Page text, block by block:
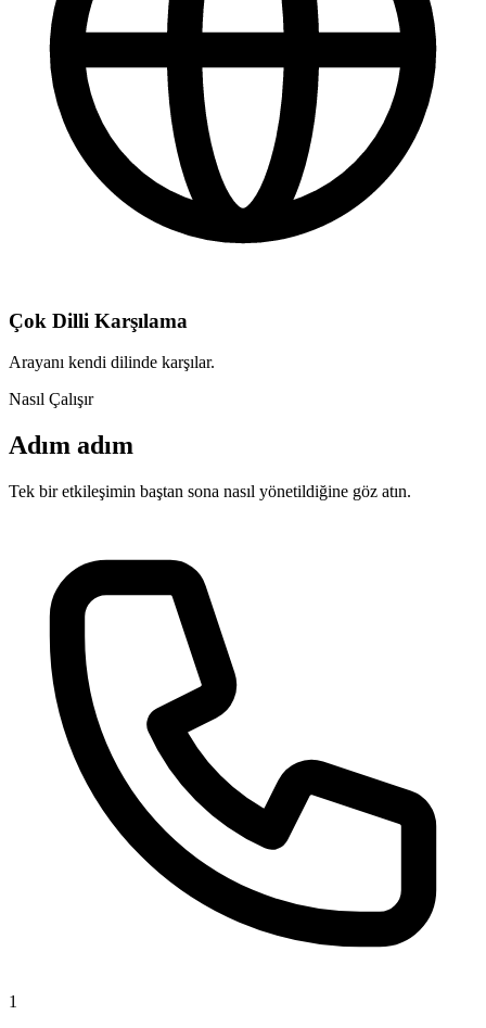
Çok Dilli Karşılama
Arayanı kendi dilinde karşılar.
Nasıl Çalışır
Adım adım
Tek bir etkileşimin baştan sona nasıl yönetildiğine göz atın.
1